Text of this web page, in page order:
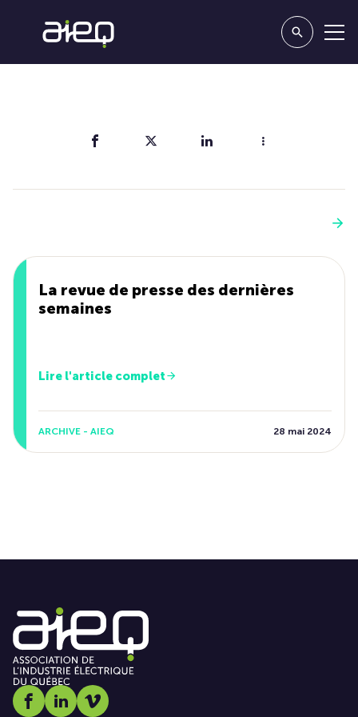
La revue de presse des dernières
semaines
Lire l'article complet
ARCHIVE - AIEQ 28 mai 2024
Social media link icon-facebook
Social media link icon-linkedin
Social media link icon-vimeo